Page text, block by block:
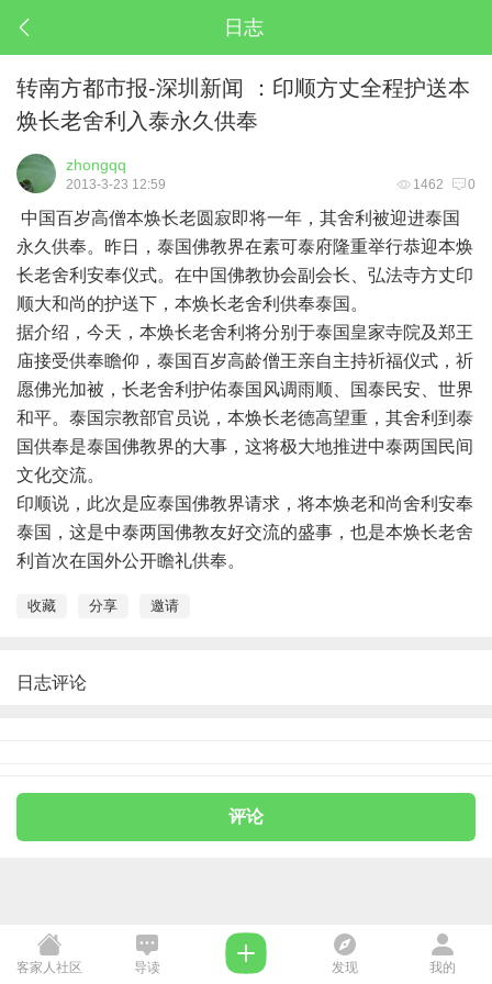
日志
转南方都市报-深圳新闻 ：印顺方丈全程护送本
焕长老舍利入泰永久供奉
zhongqq
1462 0
2013-3-23 12:59
中国百岁高僧本焕长老圆寂即将一年，其舍利被迎进泰国
永久供奉。昨日，泰国佛教界在素可泰府隆重举行恭迎本焕
长老舍利安奉仪式。在中国佛教协会副会长、弘法寺方丈印
顺大和尚的护送下，本焕长老舍利供奉泰国。
据介绍，今天，本焕长老舍利将分别于泰国皇家寺院及郑王
庙接受供奉瞻仰，泰国百岁高龄僧王亲自主持祈福仪式，祈
愿佛光加被，长老舍利护佑泰国风调雨顺、国泰民安、世界
和平。泰国宗教部官员说，本焕长老德高望重，其舍利到泰
国供奉是泰国佛教界的大事，这将极大地推进中泰两国民间
文化交流。
印顺说，此次是应泰国佛教界请求，将本焕老和尚舍利安奉
泰国，这是中泰两国佛教友好交流的盛事，也是本焕长老舍
利首次在国外公开瞻礼供奉。
收藏 分享 邀请
日志评论
评论
客家人社区 导读 发现 我的